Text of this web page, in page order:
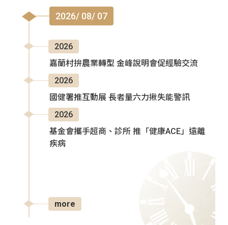
2026/ 08/ 07
2026
嘉蘭村拚農業轉型 金峰說明會促經驗交流
2026
國健署推互動展 長者量六力揪失能警訊
2026
基金會攜手超商、診所 推「健康ACE」遠離
疾病
more